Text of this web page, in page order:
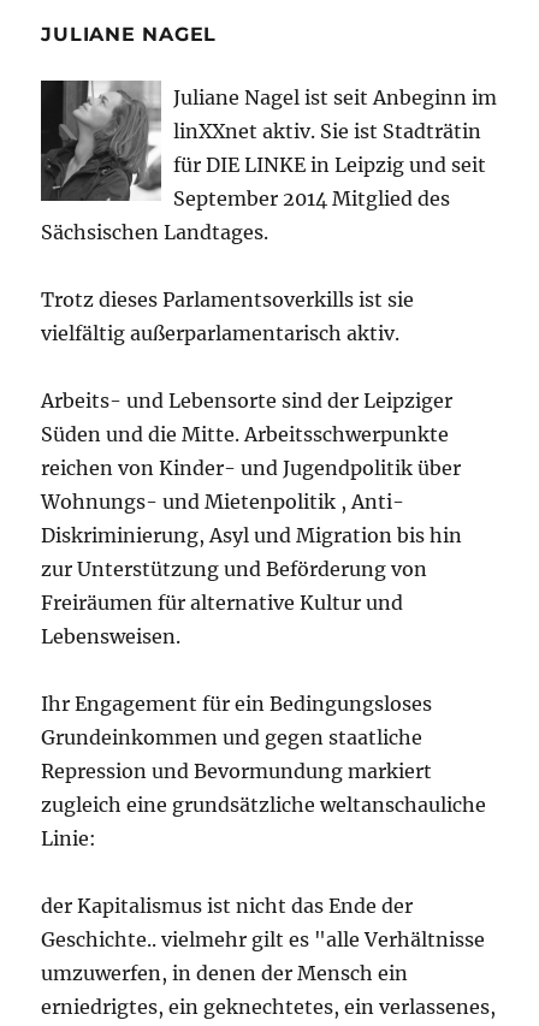
JULIANE NAGEL
Juliane Nagel ist seit Anbeginn im
linXXnet aktiv. Sie ist Stadträtin
für DIE LINKE in Leipzig und seit
September 2014 Mitglied des
Sächsischen Landtages.
Trotz dieses Parlamentsoverkills ist sie
vielfältig außerparlamentarisch aktiv.
Arbeits- und Lebensorte sind der Leipziger
Süden und die Mitte. Arbeitsschwerpunkte
reichen von Kinder- und Jugendpolitik über
Wohnungs- und Mietenpolitik , Anti-
Diskriminierung, Asyl und Migration bis hin
zur Unterstützung und Beförderung von
Freiräumen für alternative Kultur und
Lebensweisen.
Ihr Engagement für ein Bedingungsloses
Grundeinkommen und gegen staatliche
Repression und Bevormundung markiert
zugleich eine grundsätzliche weltanschauliche
Linie:
der Kapitalismus ist nicht das Ende der
Geschichte.. vielmehr gilt es "alle Verhältnisse
umzuwerfen, in denen der Mensch ein
erniedrigtes, ein geknechtetes, ein verlassenes,